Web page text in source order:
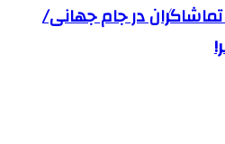
در جام جهانی/